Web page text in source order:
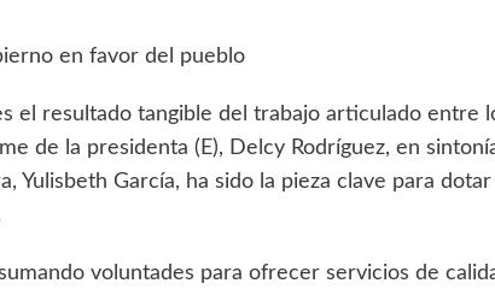
en favor del pueblo
el resultado tangible del trabajo articulado entre
de la presidenta (E), Delcy Rodríguez, en
Yulisbeth García, ha sido la pieza clave para
voluntades para ofrecer servicios de